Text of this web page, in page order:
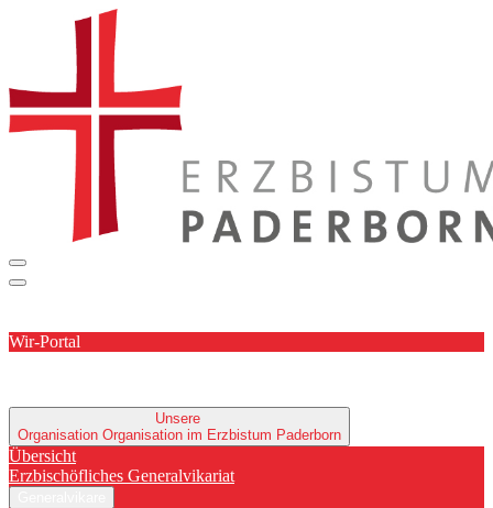
Wir-Portal
Unsere
Organisation Organisation im Erzbistum Paderborn
Übersicht
Erzbischöfliches Generalvikariat